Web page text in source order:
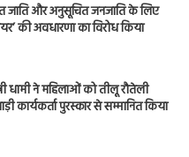
जाति और अनुसूचित जनजाति के लिए
की अवधारणा का विरोध किया
धामी ने महिलाओं को तीलू रौतेली
कार्यकर्ता पुरस्कार से सम्मानित किया